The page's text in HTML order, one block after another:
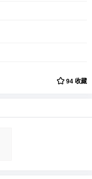
94 收藏